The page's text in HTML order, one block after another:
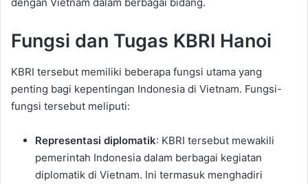
Fungsi dan Tugas KBRI Hanoi
KBRI tersebut memiliki beberapa fungsi utama yang
penting bagi kepentingan Indonesia di Vietnam. Fungsi-
fungsi tersebut meliputi:
Representasi diplomatik: KBRI tersebut mewakili
pemerintah Indonesia dalam berbagai kegiatan
diplomatik di Vietnam. Ini termasuk menghadiri